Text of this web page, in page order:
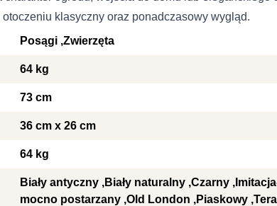
klasyczny oraz ponadczasowy wygląd.
Posągi Zwierzęta
64 kg
73 cm
36 cm x 26 cm
64 kg
Biały antyczny Biały naturalny Czarny
mocno postarzany Old London Piaskowy
pliki cookie, to pliki, które są w procesie klasyfikowania,